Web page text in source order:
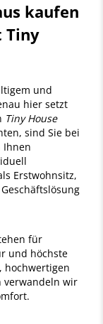
kaufen
Tiny
und
hier setzt
Tiny House
sind Sie bei
Ihnen
Erstwohnsitz,
für
und höchste
hochwertigen
verwandeln wir